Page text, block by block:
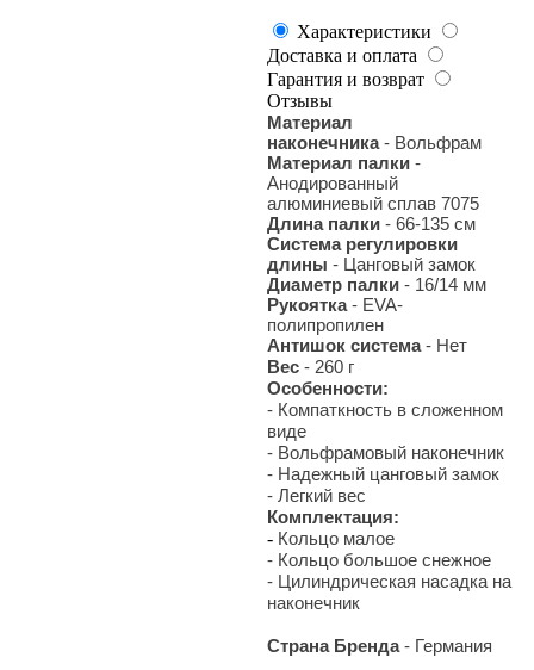
Характеристики
Доставка и оплата
Гарантия и возврат
Отзывы
Материал
наконечника- Вольфрам
Материал палки -
Анодированный
алюминиевый сплав 7075
Длина палки - 66-135 см
Система регулировки
длины - Цанговый замок
Диаметр палки - 16/14 мм
Рукоятка- EVA-
полипропилен
Антишок система- Нет
Вес - 260 г
Особенности:
- Компаткность в сложенном
виде
- Вольфрамовый наконечник
- Надежный цанговый замок
- Легкий вес
Комплектация:
- Кольцо малое
- Кольцо большое снежное
- Цилиндрическая насадка на
наконечник
Страна Бренда- Германия